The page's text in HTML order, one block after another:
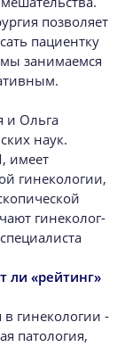
позволяет
пациентку
занимаемся
и Ольга
наук.
имеет
гинекологии,
гинеколог-
ли «рейтинг»
гинекологии -
патология,